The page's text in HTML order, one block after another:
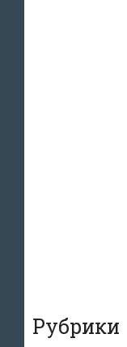
Рубрики